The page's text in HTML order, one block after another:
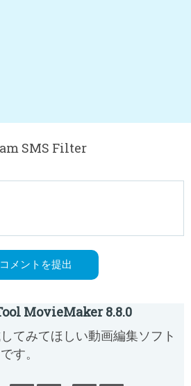
SMS Filter
MovieMaker 8.8.0
てみてほしい動画編集ソフト
す。